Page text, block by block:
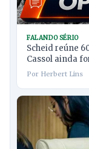
FALANDO SÉRIO
Scheid reúne
Cassol ainda
Por Herbert Lins